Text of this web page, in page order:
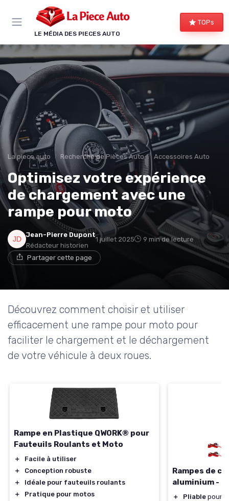
LE MÉDIA DES PIECES AUTO
TOPs
La piece auto Recherche de Pièces Auto Accessoires Auto
Optimisez votre expérience
de chargement avec une
rampe pour moto
Jean-Pierre Dupont
Rédacteur historien
1 juillet 2025 9 min de lecture
Partager cette page
Découvrez comment choisir et utiliser
efficacement une rampe pour moto pour
faciliter le chargement et le déchargement
de votre véhicule à deux roues.
Rampe en Plastique QWORK® pour
Fauteuils Roulants et Moto
＋
Facile à utiliser
＋
Conception robuste
＋
Idéale pour fauteuils roulants
＋
Pratique pour motos
Rampes de
aluminium - 2
＋ Pliable pour
Panneau de gestion des cookies